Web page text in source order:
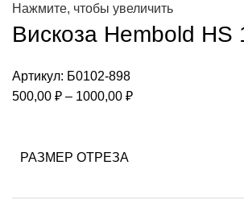
Нажмите, чтобы увеличить
Вискоза Hembold
Артикул: Б0102-898
500,00 ₽ – 1000,00 ₽Диапазон
РАЗМЕР ОТРЕЗА